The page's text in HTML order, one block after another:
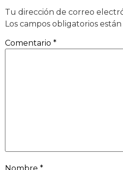
Tu dirección de correo
Los campos obligatorios
Comentario *